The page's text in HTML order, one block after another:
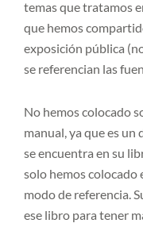
temas que tratamos
que hemos
exposición pública
se referencian las
No hemos colocado
manual, ya que es
se encuentra en su
solo hemos colocado
modo de referencia.
ese libro para tener